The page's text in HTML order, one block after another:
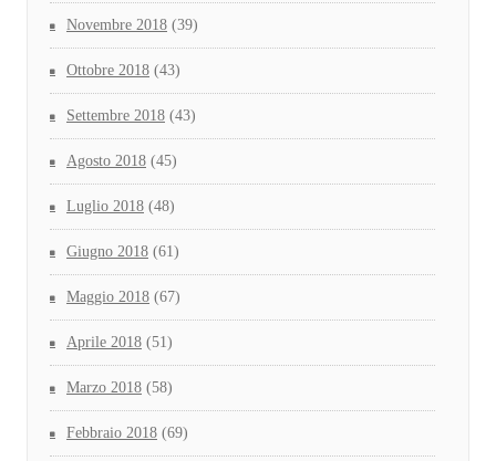
Novembre 2018 (39)
Ottobre 2018 (43)
Settembre 2018 (43)
Agosto 2018 (45)
Luglio 2018 (48)
Giugno 2018 (61)
Maggio 2018 (67)
Aprile 2018 (51)
Marzo 2018 (58)
Febbraio 2018 (69)